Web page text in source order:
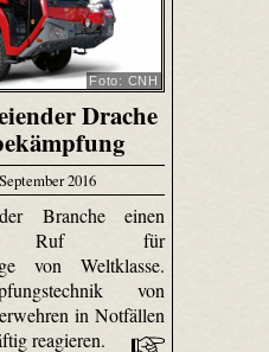
Foto: CNH
Drache
2016
Branche einen
Ruf für
von Weltklasse.
von
in Notfällen
reagieren.